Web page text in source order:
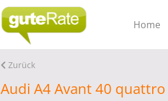
Home
Zurück
Audi A4 Avant 40 quattro